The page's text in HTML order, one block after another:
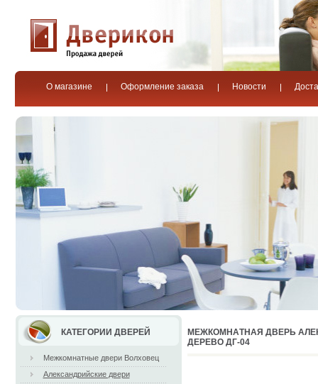
О магазине Оформление заказа Новости
КАТЕГОРИИ ДВЕРЕЙ
Межкомнатные двери Волховец
Александрийские двери
MEЖКOМНAТНAЯ ДВEPЬ
ДEPEВO ДГ-04